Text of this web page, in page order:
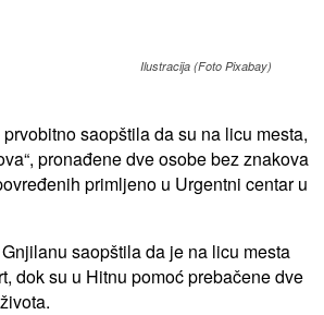
Ilustracija (Foto Pixabay)
saopštila da su na licu mesta,
pronađene dve osobe bez znakova
primljeno u Urgentni centar u
saopštila da je na licu mesta
dok su u Hitnu pomoć prebačene dve